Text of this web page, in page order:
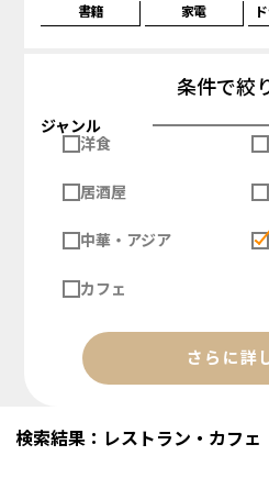
書籍
家電
条件で絞
ジャンル
洋食
居酒屋
中華・アジア
カフェ
さらに詳
検索結果：レストラン・カフェ